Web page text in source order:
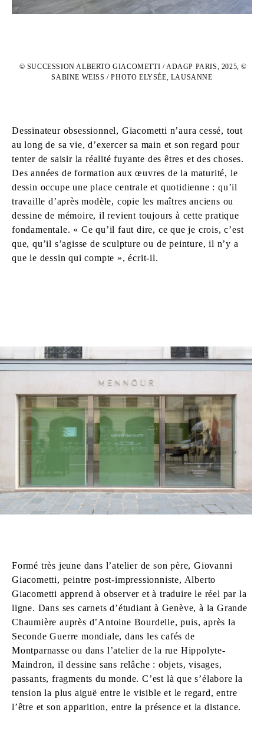
©️ SUCCESSION ALBERTO GIACOMETTI / ADAGP PARIS, 2025, ©️
SABINE WEISS / PHOTO ELYSÉE, LAUSANNE
Dessinateur obsessionnel, Giacometti n’aura cessé, tout
au long de sa vie, d’exercer sa main et son regard pour
tenter de saisir la réalité fuyante des êtres et des choses.
Des années de formation aux œuvres de la maturité, le
dessin occupe une place centrale et quotidienne : qu’il
travaille d’après modèle, copie les maîtres anciens ou
dessine de mémoire, il revient toujours à cette pratique
fondamentale. « Ce qu’il faut dire, ce que je crois, c’est
que, qu’il s’agisse de sculpture ou de peinture, il n’y a
que le dessin qui compte », écrit-il.
Formé très jeune dans l’atelier de son père, Giovanni
Giacometti, peintre post-impressionniste, Alberto
Giacometti apprend à observer et à traduire le réel par la
ligne. Dans ses carnets d’étudiant à Genève, à la Grande
Chaumière auprès d’Antoine Bourdelle, puis, après la
Seconde Guerre mondiale, dans les cafés de
Montparnasse ou dans l’atelier de la rue Hippolyte-
Maindron, il dessine sans relâche : objets, visages,
passants, fragments du monde. C’est là que s’élabore la
tension la plus aiguë entre le visible et le regard, entre
l’être et son apparition, entre la présence et la distance.